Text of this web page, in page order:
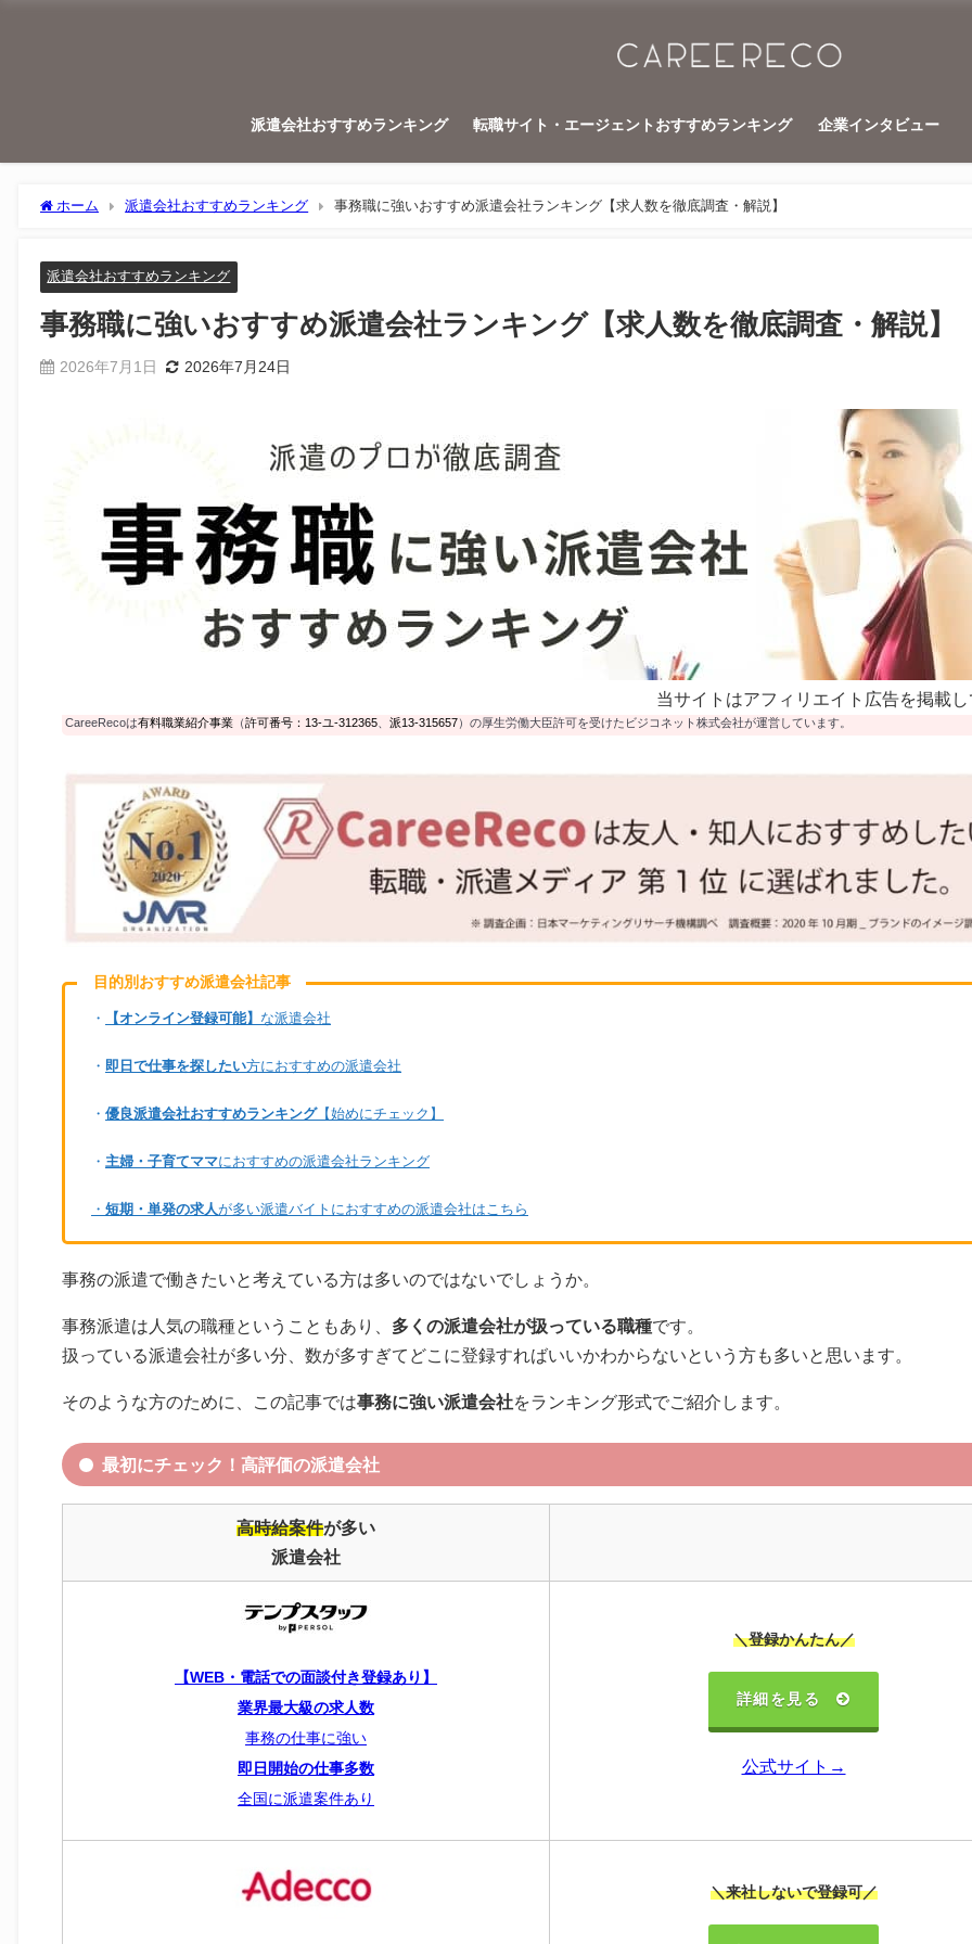
派遣会社おすすめランキング 転職サイト・エージェントおすすめランキング 企業インタビュー
ホーム 派遣会社おすすめランキング 事務職に強いおすすめ派遣会社ランキング【求人数を徹底調査・解説】
派遣会社おすすめランキング
事務職に強いおすすめ派遣会社ランキング【求人数を徹底調査・解説】
2026年7月1日 2026年7月24日
当サイトはアフィリエイト広告を掲載
CareeRecoは有料職業紹介事業 （許可番号：13-ユ-312365 派13-315657）の厚生労働大臣許可を受けたビジコネット株式会社が運営しています。
目的別おすすめ派遣会社記事
・ 【オンライン登録可能】 な派遣会社
・ 即日で仕事を探したい方におすすめの派遣会社
・ 優良派遣会社おすすめランキング【始めにチェック】
・ 主婦・子育てママにおすすめの派遣会社ランキング
・ 短期・単発の求人が多い派遣バイトにおすすめの派遣会社はこちら
事務の派遣で働きたいと考えている方は多いのではないでしょうか。
事務派遣は人気の職種ということもあり、 多くの派遣会社が扱っている職種です。
扱っている派遣会社が多い分、数が多すぎてどこに登録すればいいかわからないという方も多いと思います。
そのような方のために、この記事では事務に強い派遣会社をランキング形式でご紹介します。
最初にチェック！高評価の派遣会社
高時給案件が多い
派遣会社
【WEB・電話での面談付き登録あり】
業界最大級の求人数
事務の仕事に強い
即日開始の仕事多数
全国に派遣案件あり
＼登録かんたん／
詳細を見る
公式サイト→
＼来社しないで登録可／